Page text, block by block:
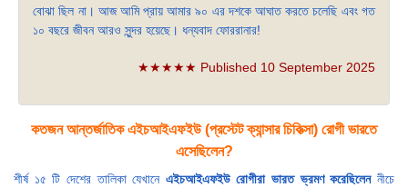
বোঝা ছিল না। আজ আমি প্রায় আমার ৯০ এর দশকে আঘাত করতে চলেছি এবং গত
১০ বছরে জীবন আরও সুন্দর হয়েছে। ধন্যবাদ ফোররানার!
★★★★★ Published 10 September 2025
কতজন আন্তর্জাতিক এইচআইএফইউ (প্রস্টেট ক্যান্সার চিকিত্সা) রোগী ভারতে
এসেছিলেন?
শীর্ষ ১৫ টি দেশের তালিকা যেখানে এইচআইএফইউ রোগীরা ভারত ভ্রমণ করেছিলেননীচে